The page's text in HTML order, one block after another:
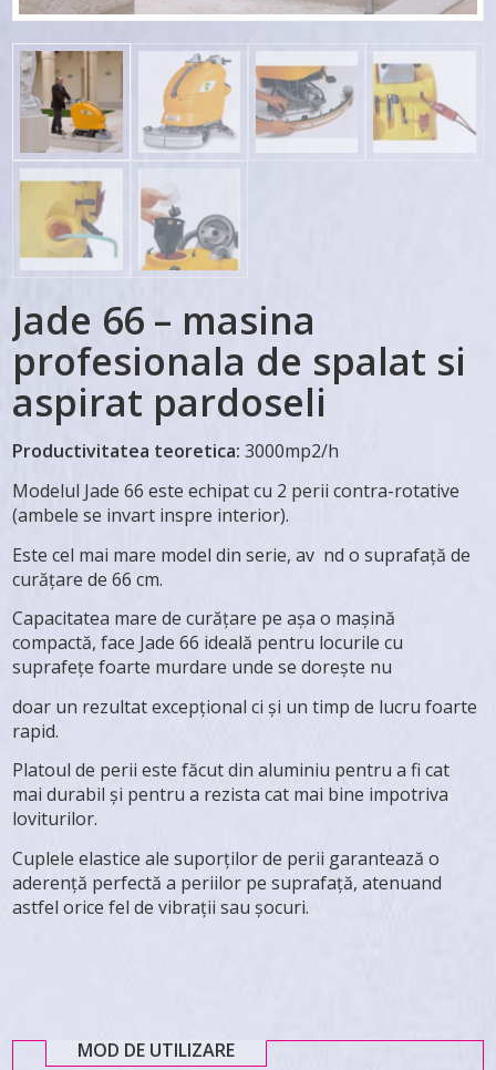
Jade 66 – masina
profesionala de spalat si
aspirat pardoseli
Productivitatea teoretica: 3000mp2/h
Modelul Jade 66 este echipat cu 2 perii contra-rotative
(ambele se invart inspre interior).
Este cel mai mare model din serie, av nd o suprafață de
curățare de 66 cm.
Capacitatea mare de curățare pe așa o mașină
compactă, face Jade 66 ideală pentru locurile cu
suprafețe foarte murdare unde se dorește nu
doar un rezultat excepțional ci și un timp de lucru foarte
rapid.
Platoul de perii este făcut din aluminiu pentru a fi cat
mai durabil și pentru a rezista cat mai bine impotriva
loviturilor.
Cuplele elastice ale suporților de perii garantează o
aderență perfectă a periilor pe suprafață, atenuand
astfel orice fel de vibrații sau șocuri.
MOD DE UTILIZARE